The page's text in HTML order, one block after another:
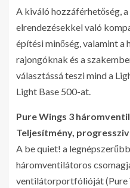
A kiváló hozzáférhetőség,
elrendezésekkel való
építési minőség, valamint a
rajongóknak és a
választássá teszi mind a
Light Base 500-at.
Pure Wings 3
Teljesítmény,
A be quiet! a
háromventilátoros
ventilátorportfólióját (Pure